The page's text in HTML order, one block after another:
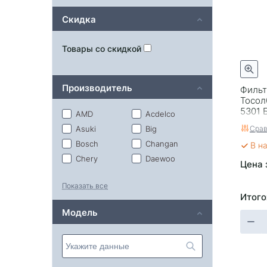
5301
В
Цена
Скидка
Товары со скидкой
Производитель
AMD
Acdelco
Asuki
Big
Bosch
Changan
Chery
Daewoo
Fleetguard
Fram
Geely
Goodwill
Green Filter
Hengst
Hiflo
Показать все
Модель